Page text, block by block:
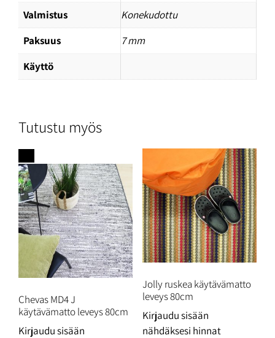
Valmistus
Konekudottu
Paksuus
7 mm
Käyttö
Tutustu myös
Chevas MD4 J
käytävämatto leveys 80cm
Kirjaudu sisään
Jolly ruskea käytävämatto
leveys 80cm
Kirjaudu sisään
nähdäksesi hinnat